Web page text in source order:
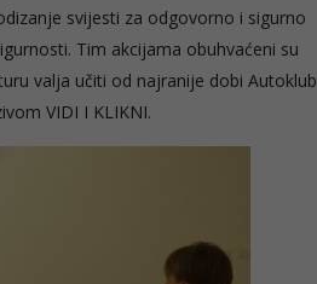
svijesti za odgovorno i sigurno
Tim akcijama obuhvaćeni su
valja učiti od najranije dobi Autoklub
VIDI I KLIKNI.